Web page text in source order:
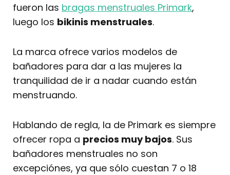
fueron las bragas menstruales Primark,
luego los bikinis menstruales.
La marca ofrece varios modelos de
bañadores para dar a las mujeres la
tranquilidad de ir a nadar cuando están
menstruando.
Hablando de regla, la de Primark es siempre
ofrecer ropa a precios muy bajos. Sus
bañadores menstruales no son
excepciónes, ya que sólo cuestan 7 o 18